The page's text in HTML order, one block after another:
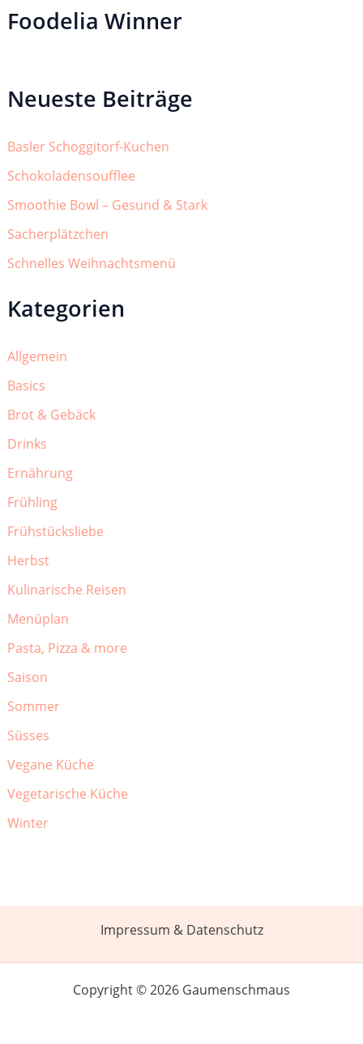
Foodelia Winner
Neueste Beiträge
Basler Schoggitorf-Kuchen
Schokoladensoufflee
Smoothie Bowl – Gesund & Stark
Sacherplätzchen
Schnelles Weihnachtsmenü
Kategorien
Allgemein
Basics
Brot & Gebäck
Drinks
Ernährung
Frühling
Frühstücksliebe
Herbst
Kulinarische Reisen
Menüplan
Pasta, Pizza & more
Saison
Sommer
Süsses
Vegane Küche
Vegetarische Küche
Winter
Impressum & Datenschutz
Copyright © 2026 Gaumenschmaus